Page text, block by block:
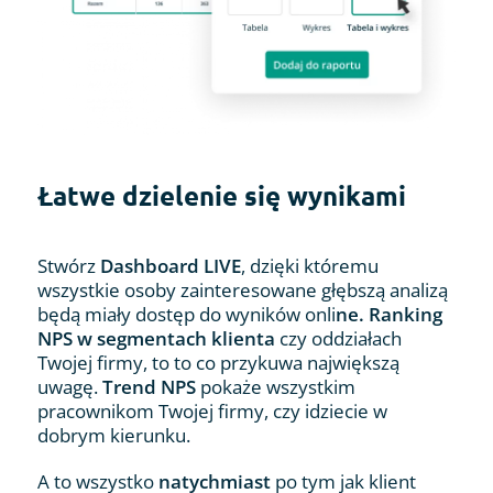
Łatwe dzielenie się wynikami
Stwórz Dashboard LIVE, dzięki któremu
wszystkie osoby zainteresowane głębszą analizą
będą miały dostęp do wyników online. Ranking
NPS w segmentach klienta czy oddziałach
Twojej firmy, to to co przykuwa największą
uwagę.Trend NPSpokaże wszystkim
pracownikom Twojej firmy, czy idziecie w
dobrym kierunku.
A to wszystko natychmiastpo tym jak klient